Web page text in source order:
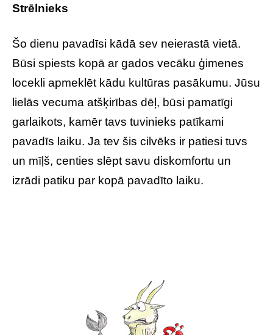
Strēlnieks
Šo dienu pavadīsi kādā sev neierastā vietā.
Būsi spiests kopā ar gados vecāku ģimenes
locekli apmeklēt kādu kultūras pasākumu. Jūsu
lielās vecuma atšķirības dēļ, būsi pamatīgi
garlaikots, kamēr tavs tuvinieks patīkami
pavadīs laiku. Ja tev šis cilvēks ir patiesi tuvs
un mīļš, centies slēpt savu diskomfortu un
izrādi patiku par kopā pavadīto laiku.